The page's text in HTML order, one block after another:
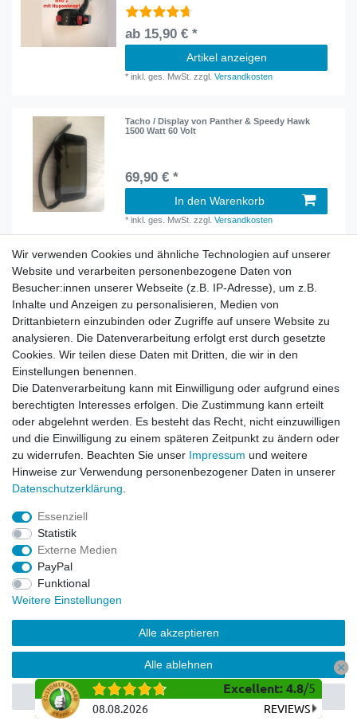
ab 15,90 € *
Artikel anzeigen
*inkl. ges. MwSt. zzgl.Versandkosten
Tacho / Display von Panther & Speedy Hawk
1500 Watt 60 Volt
69,90 € *
In den Warenkorb
*inkl. ges. MwSt. zzgl.Versandkosten
Rechtliches
AGB
Widerrufsrecht
Impressum
Datenschutzerklärung
Service
Kontakt
Datenschutzerklärung
FAQ / Ratgeber
Kinderquad
E-Bikes / Pedelecs
Dirt Bike & Pocketbike
Quad & ATV
Kinderbuggy | Gokart
© Copyright 2026 | Alle Rechte vorbehalten.
Excellent: 4.8/5
08.08.2026 REVIEWS
Wir verwenden Cookies und ähnliche Technologien auf unserer
Website und verarbeiten personenbezogene Daten von
Besucher:innen unserer Webseite (z.B. IP-Adresse), um z.B.
Inhalte und Anzeigen zu personalisieren, Medien von
Drittanbietern einzubinden oder Zugriffe auf unsere Website zu
analysieren. Die Datenverarbeitung erfolgt erst durch gesetzte
Cookies. Wir teilen diese Daten mit Dritten, die wir in den
Einstellungen benennen.
Die Datenverarbeitung kann mit Einwilligung oder aufgrund eines
berechtigten Interesses erfolgen. Die Zustimmung kann erteilt
oder abgelehnt werden. Es besteht das Recht, nicht einzuwilligen
und die Einwilligung zu einem späteren Zeitpunkt zu ändern oder
zu widerrufen. Beachten Sie unser Impressum und weitere
Hinweise zur Verwendung personenbezogener Daten in unserer
Daten­schutz­erklärung
Essenziell
Statistik
Externe Medien
PayPal
Funktional
Weitere Einstellungen
Alle akzeptieren
Alle ablehnen
Auswahl akzeptieren